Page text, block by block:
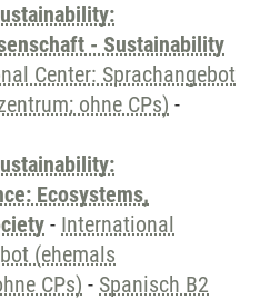
- Sustainability
Center: Sprachangebot
ohne CPs) -
Ecosystems,
- International
(ehemals
CPs) - Spanisch B2